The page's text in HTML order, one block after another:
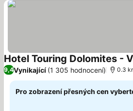
Hotel Touring Dolomites -
9,4Vynikající (1 305 hodnocení) 0.3
Pro zobrazení přesných cen